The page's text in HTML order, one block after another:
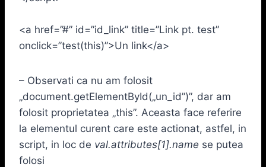
<a href=”#” id=”id_link” title=”Link pt. test”
onclick=”test(this)”>Un link</a>
– Observati ca nu am folosit
„document.getElementById(„un_id”)”, dar am
folosit proprietatea „this”. Aceasta face referire
la elementul curent care este actionat, astfel, in
script, in loc de val.attributes[1].name se putea
folosi